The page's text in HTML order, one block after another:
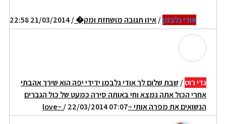
אודי גלבמן/איזו תגובה מושחזת ומק�/ 21/03/2014 22:58
גדי רוט/ שבת שלום לך אודי גלבמן ידידי יפה הוא שירך אהבתי
אחרי הכול אתה נמצא וחי באותה סירה כמעט של כול הגברים
הנשואים את מפרה אותי ~love~/ 22/03/2014 07:07